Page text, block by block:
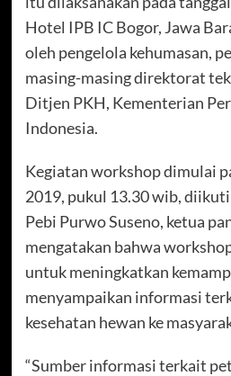
Hotel IPB IC Bogor, Jawa
oleh pengelola kehumasan,
masing-masing direktorat
Ditjen PKH, Kementerian
Indonesia.
Kegiatan workshop dimulai
2019, pukul 13.30 wib,
Pebi Purwo Suseno, ketua
mengatakan bahwa
untuk meningkatkan
menyampaikan informasi
kesehatan hewan ke
“Sumber informasi terkait